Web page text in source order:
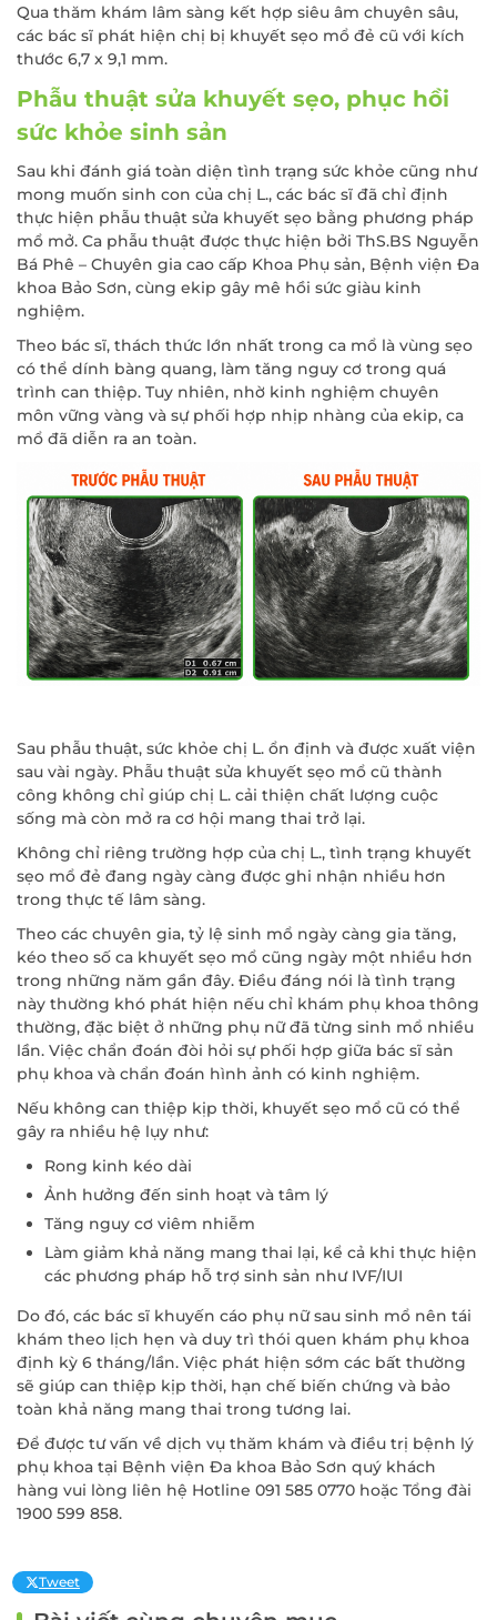
Qua thăm khám lâm sàng kết hợp siêu âm chuyên sâu,
các bác sĩ phát hiện chị bị khuyết sẹo mổ đẻ cũ với kích
thước 6,7 x 9,1 mm.
Phẫu thuật sửa khuyết sẹo, phục hồi
sức khỏe sinh sản
Sau khi đánh giá toàn diện tình trạng sức khỏe cũng như
mong muốn sinh con của chị L., các bác sĩ đã chỉ định
thực hiện phẫu thuật sửa khuyết sẹo bằng phương pháp
mổ mở. Ca phẫu thuật được thực hiện bởi ThS.BS Nguyễn
Bá Phê – Chuyên gia cao cấp Khoa Phụ sản, Bệnh viện Đa
khoa Bảo Sơn, cùng ekip gây mê hồi sức giàu kinh
nghiệm.
Theo bác sĩ, thách thức lớn nhất trong ca mổ là vùng sẹo
có thể dính bàng quang, làm tăng nguy cơ trong quá
trình can thiệp. Tuy nhiên, nhờ kinh nghiệm chuyên
môn vững vàng và sự phối hợp nhịp nhàng của ekip, ca
mổ đã diễn ra an toàn.
Sau phẫu thuật, sức khỏe chị L. ổn định và được xuất viện
sau vài ngày. Phẫu thuật sửa khuyết sẹo mổ cũ thành
công không chỉ giúp chị L. cải thiện chất lượng cuộc
sống mà còn mở ra cơ hội mang thai trở lại.
Không chỉ riêng trường hợp của chị L., tình trạng khuyết
sẹo mổ đẻ đang ngày càng được ghi nhận nhiều hơn
trong thực tế lâm sàng.
Theo các chuyên gia, tỷ lệ sinh mổ ngày càng gia tăng,
kéo theo số ca khuyết sẹo mổ cũng ngày một nhiều hơn
trong những năm gần đây. Điều đáng nói là tình trạng
này thường khó phát hiện nếu chỉ khám phụ khoa thông
thường, đặc biệt ở những phụ nữ đã từng sinh mổ nhiều
lần. Việc chẩn đoán đòi hỏi sự phối hợp giữa bác sĩ sản
phụ khoa và chẩn đoán hình ảnh có kinh nghiệm.
Nếu không can thiệp kịp thời, khuyết sẹo mổ cũ có thể
gây ra nhiều hệ lụy như:
Rong kinh kéo dài
Ảnh hưởng đến sinh hoạt và tâm lý
Tăng nguy cơ viêm nhiễm
Làm giảm khả năng mang thai lại, kể cả khi thực hiện
các phương pháp hỗ trợ sinh sản như IVF/IUI
Do đó, các bác sĩ khuyến cáo phụ nữ sau sinh mổ nên tái
khám theo lịch hẹn và duy trì thói quen khám phụ khoa
định kỳ 6 tháng/lần. Việc phát hiện sớm các bất thường
sẽ giúp can thiệp kịp thời, hạn chế biến chứng và bảo
toàn khả năng mang thai trong tương lai.
Để được tư vấn về dịch vụ thăm khám và điều trị bệnh lý
phụ khoa tại Bệnh viện Đa khoa Bảo Sơn quý khách
hàng vui lòng liên hệ Hotline 091 585 0770 hoặc Tổng đài
1900 599 858.
Tweet